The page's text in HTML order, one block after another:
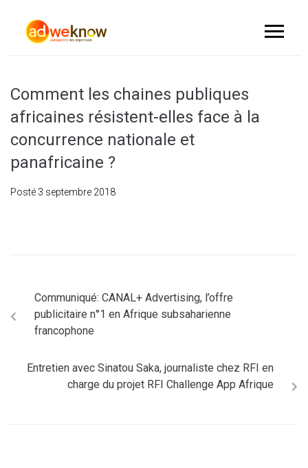
Comment les chaines publiques
africaines résistent-elles face à la
concurrence nationale et
panafricaine ?
Posté 3 septembre 2018
Communiqué: CANAL+ Advertising, l’offre
publicitaire n°1 en Afrique subsaharienne
francophone
Entretien avec Sinatou Saka, journaliste chez RFI en
charge du projet RFI Challenge App Afrique